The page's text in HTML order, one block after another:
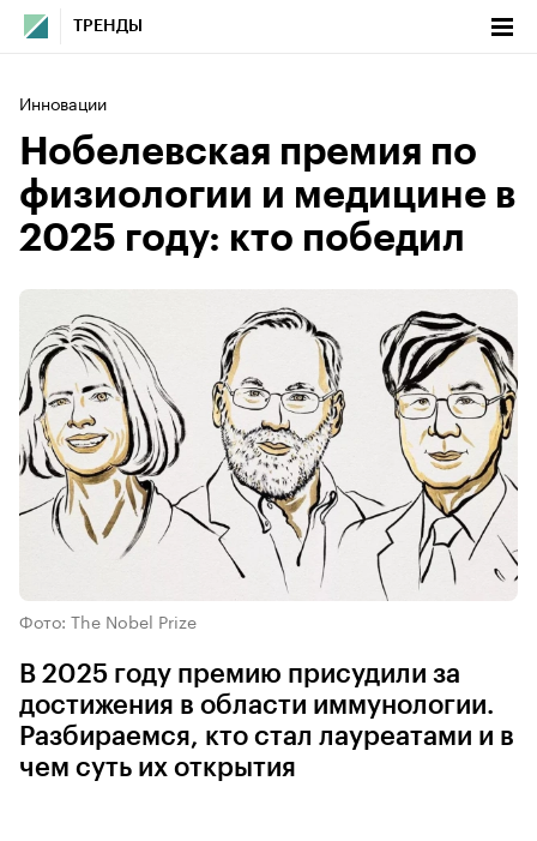
ТРЕНДЫ
Инновации
Нобелевская премия по
физиологии и медицине в
2025 году: кто победил
Фото: The Nobel Prize
В 2025 году премию присудили за
достижения в области иммунологии.
Разбираемся, кто стал лауреатами и в
чем суть их открытия